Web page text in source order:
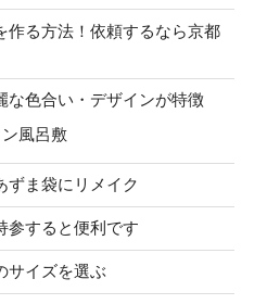
作る方法！依頼するなら京都
な色合い・デザインが特徴
風呂敷
ずま袋にリメイク
参すると便利です
サイズを選ぶ